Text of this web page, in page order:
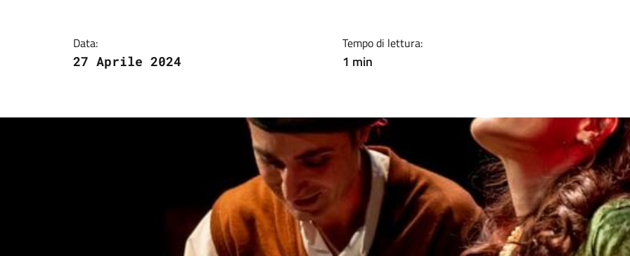
Data:
27 Aprile 2024
Tempo di lettura:
1 min